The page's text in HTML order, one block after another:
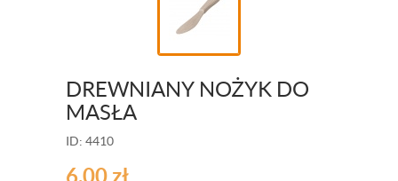
DREWNIANY NOŻYK DO
MASŁA
ID: 4410
6,00zł